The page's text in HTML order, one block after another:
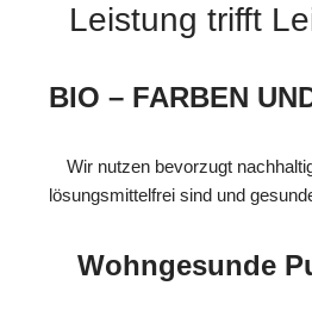
Leistung trifft
BIO – FARBEN
Wir nutzen bevorzugt
lösungsmittelfrei sind und
Wohngesunde